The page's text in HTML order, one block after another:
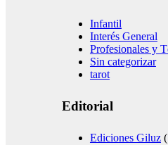
Infantil
Interés General
Profesionales y
Sin categorizar
tarot
Editorial
Ediciones Giluz